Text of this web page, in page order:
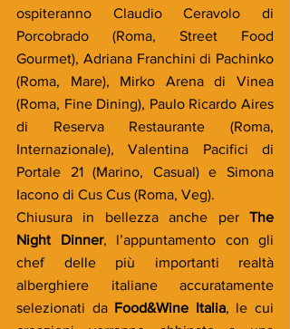
ospiteranno Claudio Ceravolo di
Porcobrado (Roma, Street Food
Gourmet), Adriana Franchini di Pachinko
(Roma, Mare), Mirko Arena di Vinea
(Roma, Fine Dining), Paulo Ricardo Aires
di Reserva Restaurante (Roma,
Internazionale), Valentina Pacifici di
Portale 21 (Marino, Casual) e Simona
Iacono di Cus Cus (Roma, Veg).
Chiusura in bellezza anche per The
Night Dinner, l’appuntamento con gli
chef delle più importanti realtà
alberghiere italiane accuratamente
selezionati da Food&Wine Italia, le cui